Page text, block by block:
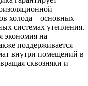
холода – основных
системах утепления.
экономия на
поддерживается
внутри помещений в
сквозняки и